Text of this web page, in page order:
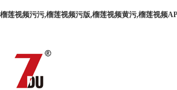
榴莲视频污污,榴莲视频污版,榴莲视频黄污,榴莲视频